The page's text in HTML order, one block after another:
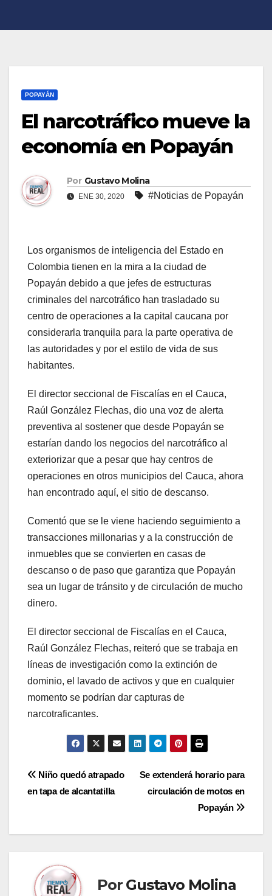
POPAYÁN
El narcotráfico mueve la
economía en Popayán
Por Gustavo Molina
ENE 30, 2020 #Noticias de Popayán
Los organismos de inteligencia del Estado en
Colombia tienen en la mira a la ciudad de
Popayán debido a que jefes de estructuras
criminales del narcotráfico han trasladado su
centro de operaciones a la capital caucana por
considerarla tranquila para la parte operativa de
las autoridades y por el estilo de vida de sus
habitantes.
El director seccional de Fiscalías en el Cauca,
Raúl González Flechas, dio una voz de alerta
preventiva al sostener que desde Popayán se
estarían dando los negocios del narcotráfico al
exteriorizar que a pesar que hay centros de
operaciones en otros municipios del Cauca, ahora
han encontrado aquí, el sitio de descanso.
Comentó que se le viene haciendo seguimiento a
transacciones millonarias y a la construcción de
inmuebles que se convierten en casas de
descanso o de paso que garantiza que Popayán
sea un lugar de tránsito y de circulación de mucho
dinero.
El director seccional de Fiscalías en el Cauca,
Raúl González Flechas, reiteró que se trabaja en
líneas de investigación como la extinción de
dominio, el lavado de activos y que en cualquier
momento se podrían dar capturas de
narcotraficantes.
Navegación
de
entradas
Se extenderá horario para
circulación de motos en
Popayán
Niño quedó atrapado
en tapa de alcantatilla
Por Gustavo Molina